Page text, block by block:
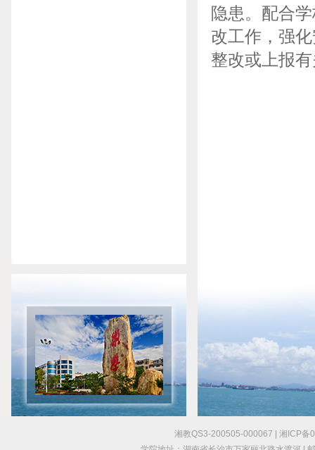
隐患。配合
改工作，强
整改或上报
湘教QS3-200505-000067 | 湘ICP备